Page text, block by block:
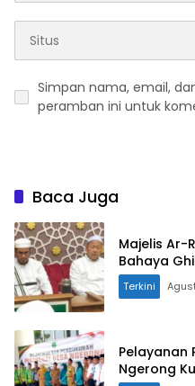
Simpan nama, email,
peramban ini untuk
Baca Juga
Majelis Ar-
Bahaya
Terkini
Pelayanan
Ngerong